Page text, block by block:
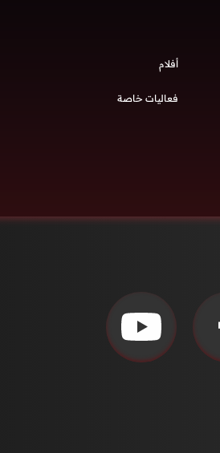
أفلام
فعاليات خاصة